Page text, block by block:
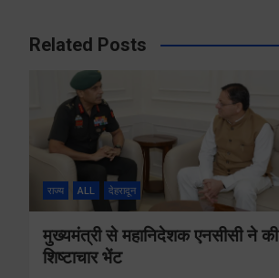
Related Posts
राज्य ALL देहरादून
मुख्यमंत्री से महानिदेशक एनसीसी ने की
शिष्टाचार भेंट